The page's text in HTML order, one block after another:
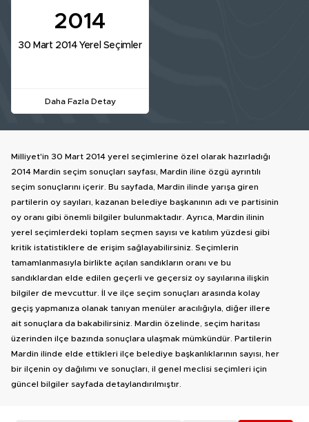
2014
30 Mart 2014 Yerel Seçimler
Daha Fazla Detay
Milliyet'in 30 Mart 2014 yerel seçimlerine özel olarak hazırladığı
2014 Mardin seçim sonuçları sayfası, Mardin iline özgü ayrıntılı
seçim sonuçlarını içerir. Bu sayfada, Mardin ilinde yarışa giren
partilerin oy sayıları, kazanan belediye başkanının adı ve partisinin
oy oranı gibi önemli bilgiler bulunmaktadır. Ayrıca, Mardin ilinin
yerel seçimlerdeki toplam seçmen sayısı ve katılım yüzdesi gibi
kritik istatistiklere de erişim sağlayabilirsiniz. Seçimlerin
tamamlanmasıyla birlikte açılan sandıkların oranı ve bu
sandıklardan elde edilen geçerli ve geçersiz oy sayılarına ilişkin
bilgiler de mevcuttur. İl ve ilçe seçim sonuçları arasında kolay
geçiş yapmanıza olanak tanıyan menüler aracılığıyla, diğer illere
ait sonuçlara da bakabilirsiniz. Mardin özelinde, seçim haritası
üzerinden ilçe bazında sonuçlara ulaşmak mümkündür. Partilerin
Mardin ilinde elde ettikleri ilçe belediye başkanlıklarının sayısı, her
bir ilçenin oy dağılımı ve sonuçları, il genel meclisi seçimleri için
güncel bilgiler sayfada detaylandırılmıştır.